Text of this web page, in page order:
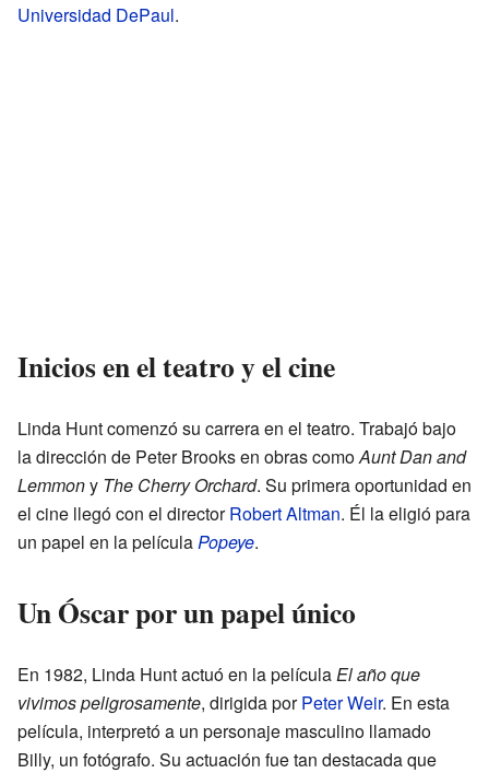
Universidad DePaul.
Inicios en el teatro y el cine
Linda Hunt comenzó su carrera en el teatro. Trabajó bajo
la dirección de Peter Brooks en obras comoAunt Dan and
Lemmony The Cherry Orchard. Su primera oportunidad en
el cine llegó con el directorRobert Altman. Él la eligió para
un papel en la películaPopeye.
Un Óscar por un papel único
En 1982, Linda Hunt actuó en la películaEl año que
vivimos peligrosamente, dirigida porPeter Weir. En esta
película, interpretó a un personaje masculino llamado
Billy, un fotógrafo. Su actuación fue tan destacada que